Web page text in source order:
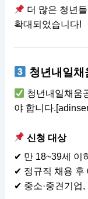
더 많은 청년
확대되었습니다!
청년내일채
청년내일채움
야 합니다
신청 대상
✔ 만 18~39세 이
✔ 정규직 채용 후
✔ 중소·중견기업